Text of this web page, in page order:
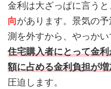
金利は大ざっぱに言うと
向があります。景気の
測を外すから、やっかい
住宅購入者にとって金
額に占める金利負担が増
圧迫します。